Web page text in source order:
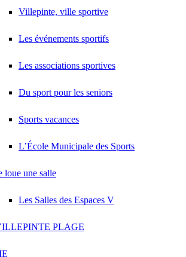
Villepinte, ville sportive
Les événements sportifs
Les associations sportives
Du sport pour les seniors
Sports vacances
L’École Municipale des Sports
loue une salle
Les Salles des Espaces V
PLAGE